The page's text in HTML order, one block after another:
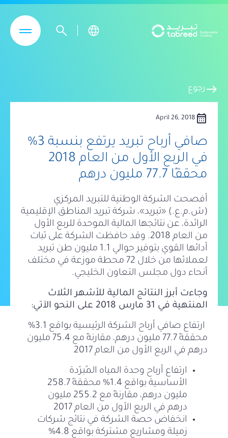
تجاوز إلى المحتوى الرئيسي
east رجوع
calendar_month
April 26, 2018
صافي أرباح تبريد يرتفع بنسبة 3%
في الربع الأول من العام 2018
محققًا 77.7 مليون درهم
أفصحت الشركة الوطنية للتبريد المركزي
(ش.م.ع.) «تبريد»، شركة تبريد المناطق الإقليمية
الرائدة، عن نتائجها المالية الموحدة للربع الأول
من العام 2018. وقد حافظت الشركة على ثبات
أدائها القوي بتوفير حوالي 1.1 مليون طن تبريد
لعملائها من خلال 72 محطة موزعة في مختلف
أنحاء دول مجلس التعاون الخليجي.
وجاءت أبرز النتائج المالية للأشهر الثلاث
المنتهية في 31 مارس 2018 على النحو الآتي:
ارتفاع صافي أرباح الشركة الرئيسية بواقع 3.1%
محققةً 77.7 مليون درهم، مقارنةً مع 75.4 مليون
درهم في الربع الأول من العام 2017
ارتفاع أرباح وحدة المياه المُبرّدة
الأساسية بواقع 1.4% محققةً 258.7
مليون درهم، مقارنةً مع 255.2 مليون
درهم في الربع الأول من العام 2017
انخفاض حصة الشركة في نتائج شركات
زميلة ومشاريع مشتركة بواقع 4.8%